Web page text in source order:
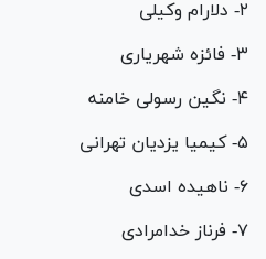
۲- دلارام وکیلی
۳- فائزه شهریاری
۴- نگین رسولی خامنه
۵- ⁠کیمیا یزدیان تهرانی
۶- ⁠ناهیده اسدی
۷- فرناز خدامرادی